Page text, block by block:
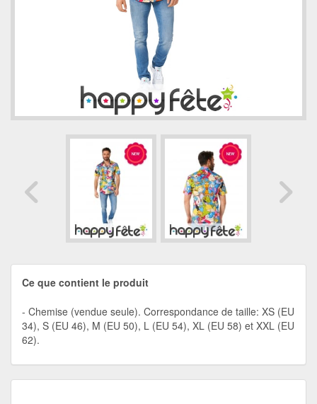
Ce que contient le produit
Chemise (vendue seule). Correspondance de taille: XS (EU
34), S (EU 46), M (EU 50), L (EU 54), XL (EU 58) et XXL (EU
62).